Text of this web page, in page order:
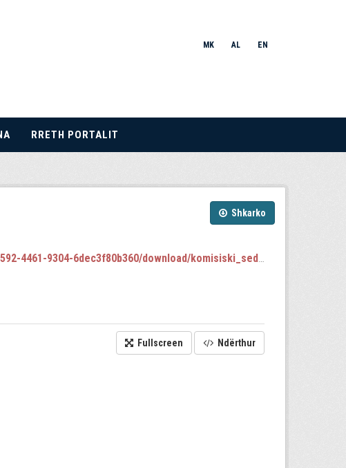
MK AL EN
RRETH PORTALIT
Shkarko
9304-6dec3f80b360/download/komisiski_sednici.json
Fullscreen Ndërthur